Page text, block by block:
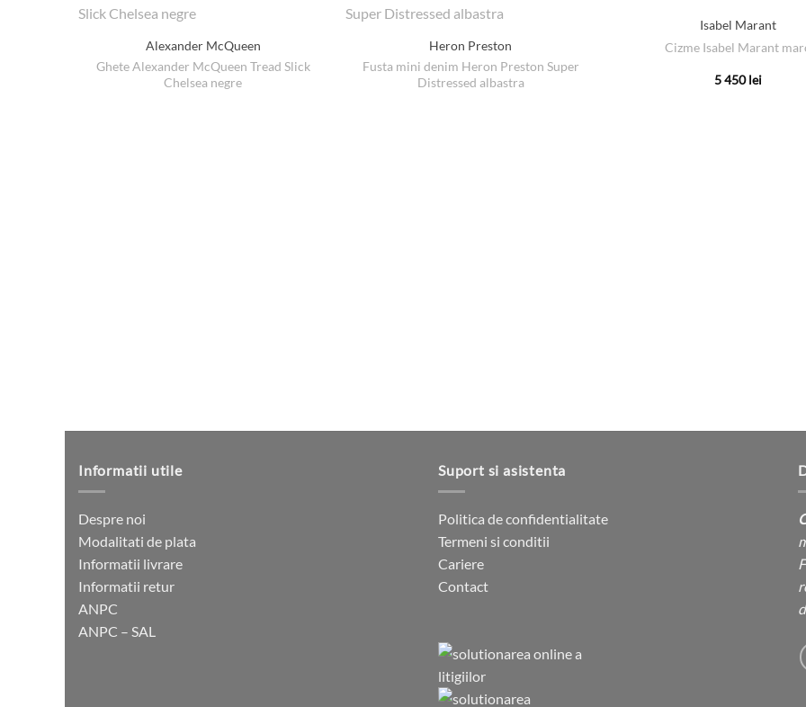
Alexander McQueen
Ghete Alexander McQueen Tread Slick
Chelsea negre
Heron Preston
Fusta mini denim Heron Preston Super
Distressed albastra
Isabel Marant
Cizme Isabel Marant
5 450lei
Informatii utile
Despre noi
Modalitati de plata
Informatii livrare
Informatii retur
ANPC
ANPC – SAL
Suport si asistenta
Politica de confidentialitate
Termeni si conditii
Cariere
Contact